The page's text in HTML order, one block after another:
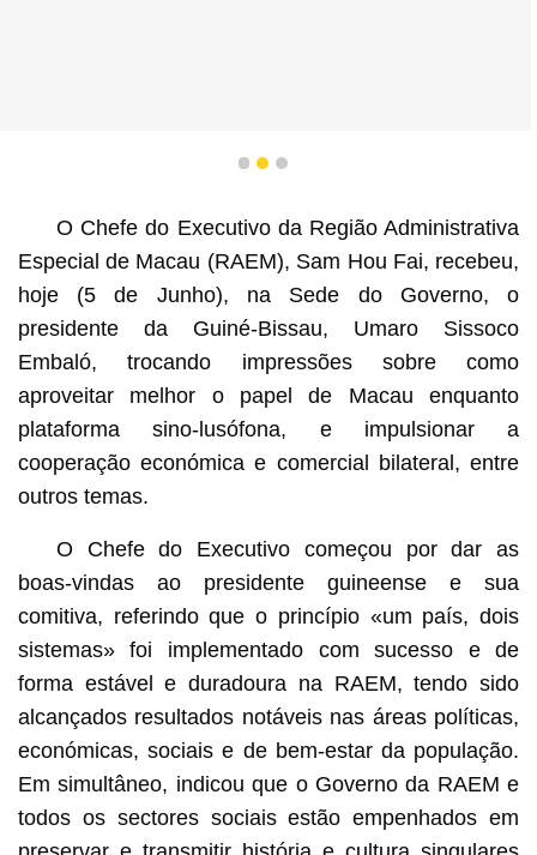
1 2 3
O Chefe do Executivo da Região Administrativa
Especial de Macau (RAEM), Sam Hou Fai, recebeu,
hoje (5 de Junho), na Sede do Governo, o
presidente da Guiné-Bissau, Umaro Sissoco
Embaló, trocando impressões sobre como
aproveitar melhor o papel de Macau enquanto
plataforma sino-lusófona, e impulsionar a
cooperação económica e comercial bilateral, entre
outros temas.
O Chefe do Executivo começou por dar as
boas-vindas ao presidente guineense e sua
comitiva, referindo que o princípio «um país, dois
sistemas» foi implementado com sucesso e de
forma estável e duradoura na RAEM, tendo sido
alcançados resultados notáveis nas áreas políticas,
económicas, sociais e de bem-estar da população.
Em simultâneo, indicou que o Governo da RAEM e
todos os sectores sociais estão empenhados em